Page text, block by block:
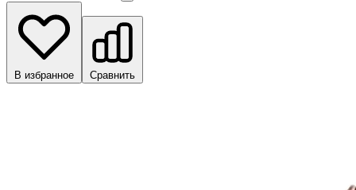
В избранное Сравнить